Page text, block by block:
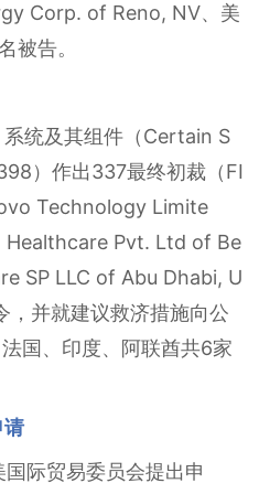
Corp. of Reno, NV、美
被告。
统及其组件（Certain S
）作出337最终初裁（FI
Technology Limite
Pvt. Ltd of Be
SP LLC of Abu Dhabi, U
并就建议救济措施向公
国、印度、阿联酋共6家
请
际贸易委员会提出申